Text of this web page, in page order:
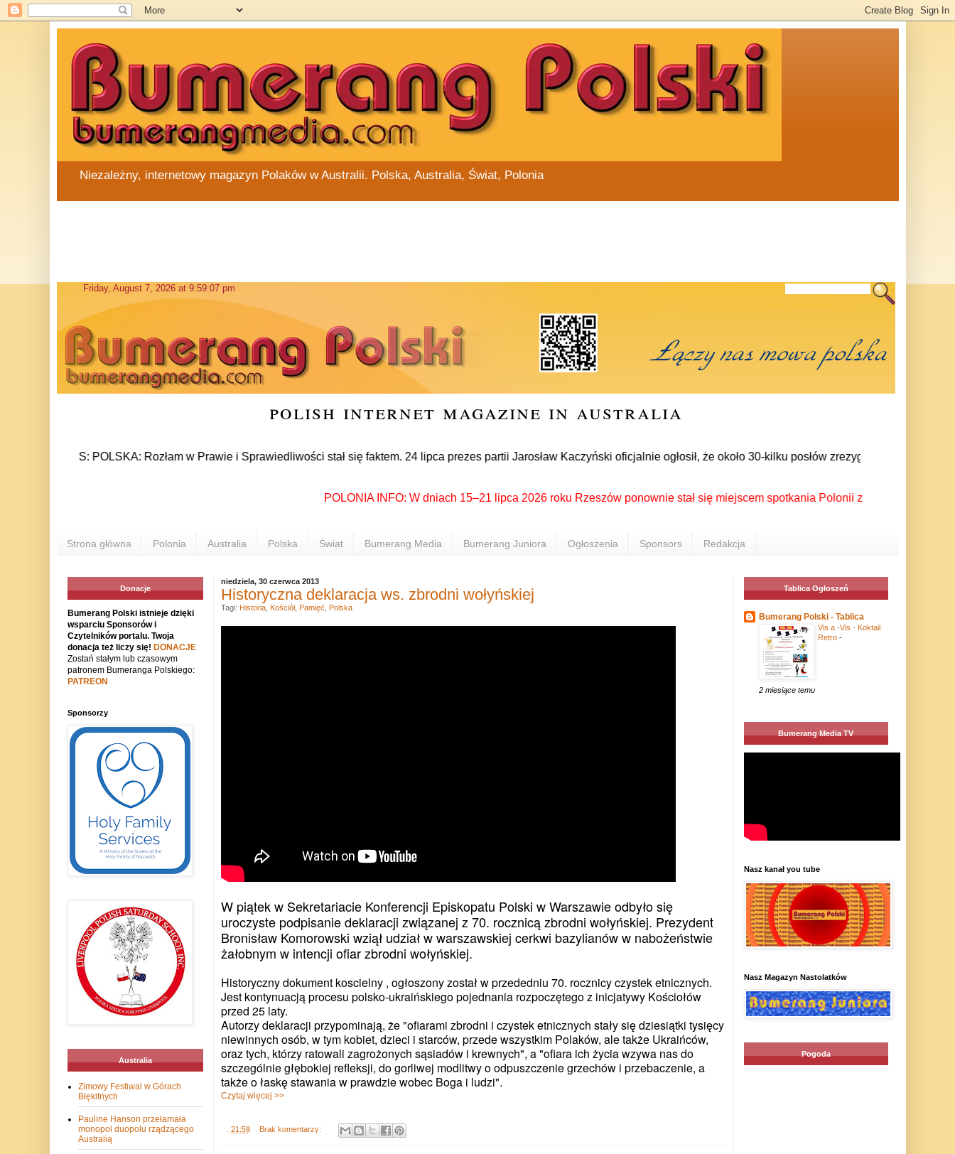
Niezależny, internetowy magazyn Polaków w Australii. Polska, Australia, Świat, Polonia
polish internet magazine in australia
NEWS: POLSKA: Rozłam w Prawie i Sprawiedliwości stał się faktem. 24 lipca prezes partii Jarosław Kaczyński oficjalnie ogłosił, że około 30-kilku posłów zrezygnowało z
POLONIA INFO: W dniach 15–21 lipca 2026 roku Rzeszów ponownie stał się miejscem spotkania Polonii z całego świata
Strona główna Polonia Australia Polska Świat Bumerang Media Bumerang Juniora Ogłoszenia Sponsors Redakcja
niedziela, 30 czerwca 2013
Historyczna deklaracja ws. zbrodni wołyńskiej
W piątek w Sekretariacie Konferencji Episkopatu Polski w Warszawie odbyło się
uroczyste podpisanie deklaracji związanej z 70. rocznicą zbrodni wołyńskiej. Prezydent
Bronisław Komorowski wziął udział w warszawskiej cerkwi bazylianów w nabożeństwie
żałobnym w intencji ofiar zbrodni wołyńskiej.
Historyczny dokument koscielny , ogłoszony został w przededniu 70. rocznicy czystek etnicznych.
Jest kontynuacją procesu polsko-ukraińskiego pojednania rozpoczętego z inicjatywy Kościołów
przed 25 laty.
Autorzy deklaracji przypominają, że "ofiarami zbrodni i czystek etnicznych stały się dziesiątki tysięcy
niewinnych osób, w tym kobiet, dzieci i starców, przede wszystkim Polaków, ale także Ukraińców,
oraz tych, którzy ratowali zagrożonych sąsiadów i krewnych", a "ofiara ich życia wzywa nas do
szczególnie głębokiej refleksji, do gorliwej modlitwy o odpuszczenie grzechów i przebaczenie, a
także o łaskę stawania w prawdzie wobec Boga i ludzi".
Czytaj więcej >>
. 21:59 Brak komentarzy:
Tagi: Historia, Kościół, Pamięć Polska
Donacje
Bumerang Polski istnieje dzięki
wsparciu Sponsorów i
Czytelników portalu. Twoja
donacja też liczy się! DONACJE
Zostań stałym lub czasowym
patronem Bumeranga Polskiego:
PATREON
Sponsorzy
Australia
Zimowy Festiwal w Górach
Błękitnych
Pauline Hanson przełamała
monopol duopolu rządzącego
Australią
Tablica Ogłoszeń
Bumerang Polski - Tablica
Vis a -Vis - Koktail
Retro -
2 miesiące temu
Bumerang Media TV
Nasz kanał you tube
Nasz Magazyn Nastolatków
Pogoda